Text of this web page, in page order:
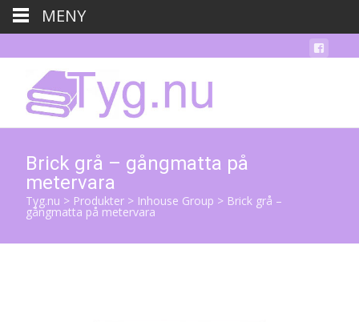
Brick grå – gångmatta på
metervara
Tyg.nu > Produkter > Inhouse Group > Brick grå –
gångmatta på metervara
MENY